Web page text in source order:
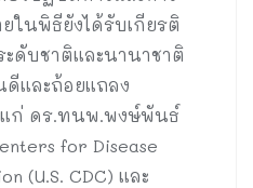
ในพิธียังได้รับเกียรติ
ดับชาติและนานาชาติ
ดีและถ้อยแถลง
ก่ ดร.ทนพ.พงษ์พันธ์
for Disease
(U.S. CDC) และ